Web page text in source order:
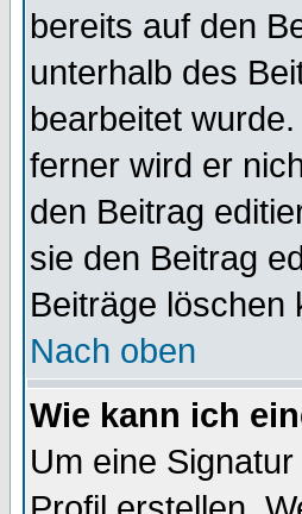
bereits auf den
unterhalb des
bearbeitet
ferner wird er
den Beitrag
sie den Beitrag
Beiträge löschen
Nach oben
Wie kann ich
Um eine